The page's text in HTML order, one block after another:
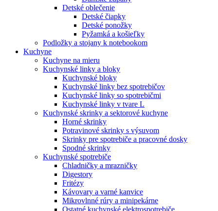
Detské oblečenie
Detské čiapky
Detské ponožky
Pyžamká a košieľky
Podložky a stojany k notebookom
Kuchyne
Kuchyne na mieru
Kuchynské linky a bloky
Kuchynské bloky
Kuchynské linky bez spotrebičov
Kuchynské linky so spotrebičmi
Kuchynské linky v tvare L
Kuchynské skrinky a sektorové kuchyne
Horné skrinky
Potravinové skrinky s výsuvom
Skrinky pre spotrebiče a pracovné dosky
Spodné skrinky
Kuchynské spotrebiče
Chladničky a mrazničky
Digestory
Fritézy
Kávovary a varné kanvice
Mikrovlnné rúry a minipekárne
Ostatné kuchynské elektrospotrebiče